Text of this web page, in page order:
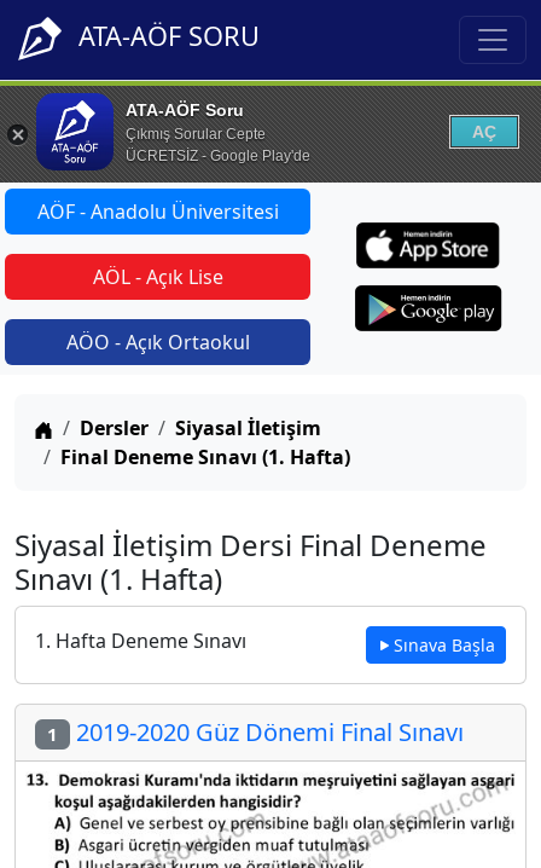
ATA-AÖF SORU
ATA-AÖF Soru
Çıkmış Sorular Cepte
ÜCRETSİZ - Google Play'de
AÇ
AÖF - Anadolu Üniversitesi
AÖL - Açık Lise
AÖO - Açık Ortaokul
Anasayfa
Dersler
Siyasal İletişim
Final Deneme Sınavı (1. Hafta)
Siyasal İletişim Dersi Final Deneme
Sınavı (1. Hafta)
1. Hafta Deneme Sınavı Sınava Başla
1 2019-2020 Güz Dönemi Final Sınavı